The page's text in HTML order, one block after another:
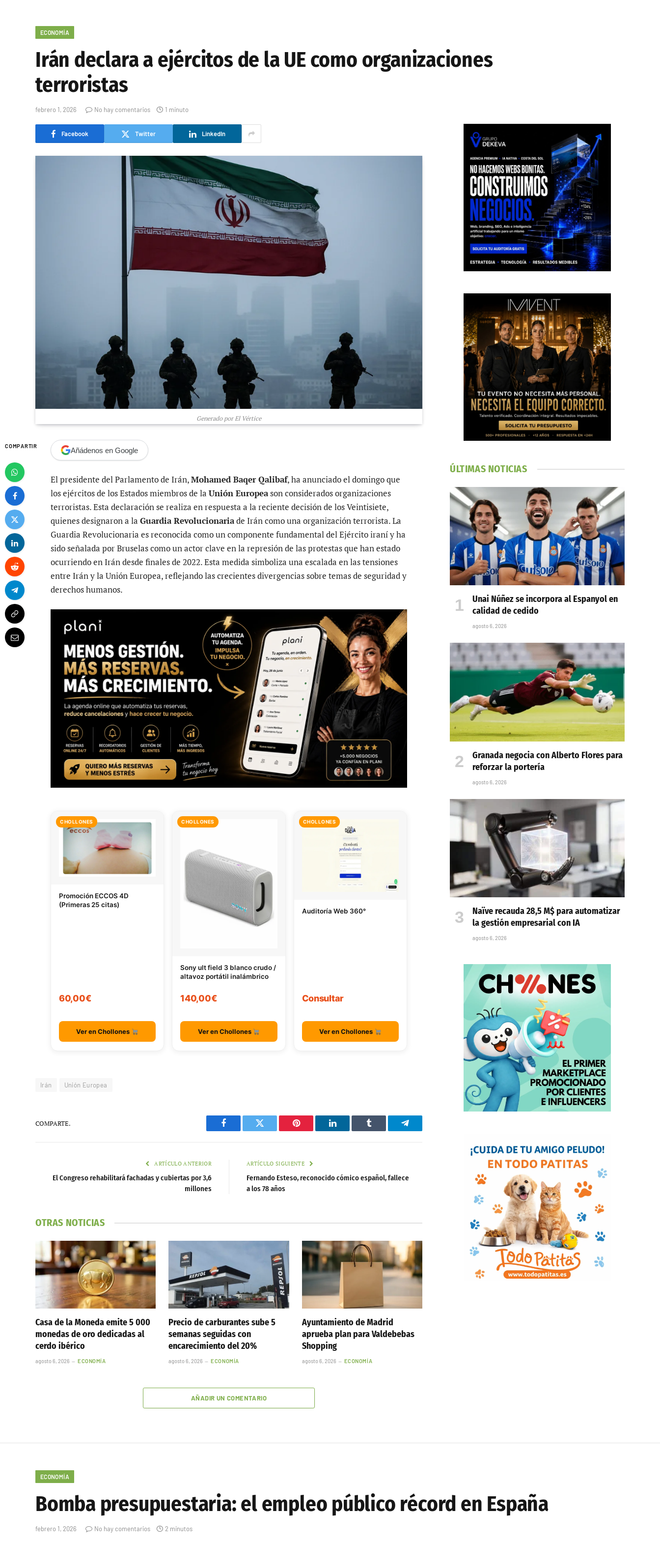
ECONOMÍA
Irán declara a ejércitos de la UE como organizaciones
terroristas
febrero 1, 2026 No hay comentarios 1 minuto
Facebook Twitter LinkedIn
Generado por El Vértice
COMPARTIR Añádenos en Google
El presidente del Parlamento de Irán,Mohamed Baqer Qalibaf, ha anunciado el domingo que
los ejércitos de los Estados miembros de la Unión Europeason considerados organizaciones
terroristas. Esta declaración se realiza en respuesta a la reciente decisión de los Veintisiete,
quienes designaron a la Guardia Revolucionariade Irán como una organización terrorista. La
Guardia Revolucionaria es reconocida como un componente fundamental del Ejército iraní y ha
sido señalada por Bruselas como un actor clave en la represión de las protestas que han estado
ocurriendo en Irán desde finales de 2022. Esta medida simboliza una escalada en las tensiones
entre Irán y la Unión Europea, reflejando las crecientes divergencias sobre temas de seguridad y
derechos humanos.
CHOLLONES
Promoción ECCOS 4D
(Primeras 25 citas)
60,00€
Ver en Chollones
CHOLLONES
Sony ult field 3 blanco crudo /
altavoz portátil inalámbrico
140,00€
Ver en Chollones
CHOLLONES
Auditoría Web 360°
Consultar
Ver en Chollones
Irán Unión Europea
COMPARTE.
Facebook Twitter Pinterest LinkedIn Tumblr Telegram
ARTÍCULO ANTERIOR
El Congreso rehabilitará fachadas y cubiertas por 3,6
millones
ARTÍCULO SIGUIENTE
Fernando Esteso, reconocido cómico español, fallece
a los 78 años
OTRAS NOTICIAS
Casa de la Moneda emite 5 000
monedas de oro dedicadas al
cerdo ibérico
agosto 6, 2026 ECONOMÍA
Precio de carburantes sube 5
semanas seguidas con
encarecimiento del 20%
agosto 6, 2026 ECONOMÍA
Ayuntamiento de Madrid
aprueba plan para Valdebebas
Shopping
agosto 6, 2026 ECONOMÍA
AÑADIR UN COMENTARIO
ÚLTIMAS NOTICIAS
Unai Núñez se incorpora al Espanyol en
calidad de cedido
agosto 6, 2026
Granada negocia con Alberto Flores para
reforzar la portería
agosto 6, 2026
Naïve recauda 28,5 M$ para automatizar
la gestión empresarial con IA
agosto 6, 2026
ECONOMÍA
Bomba presupuestaria: el empleo público récord en España
febrero 1, 2026 No hay comentarios 2 minutos